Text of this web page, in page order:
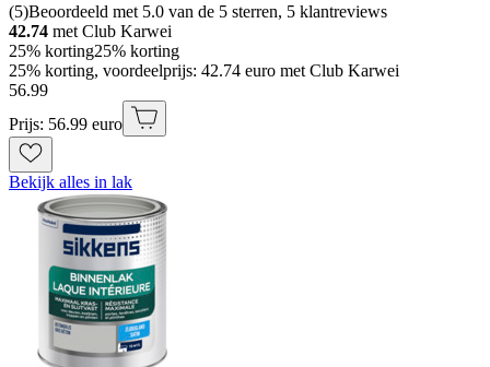
(5)Beoordeeld met 5.0 van de 5 sterren, 5 klantreviews
42.74 met Club Karwei
25% korting25% korting
25% korting, voordeelprijs: 42.74 euro met Club Karwei
56.99
Prijs: 56.99 euro
Bekijk alles in lak